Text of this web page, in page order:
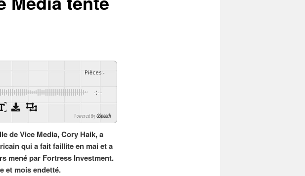
Pièces:-
-:--
Powered By GSpeech
de Vice Media, Cory Haik, a
qui a fait faillite en mai et a
mené par Fortress Investment.
et mois endetté.